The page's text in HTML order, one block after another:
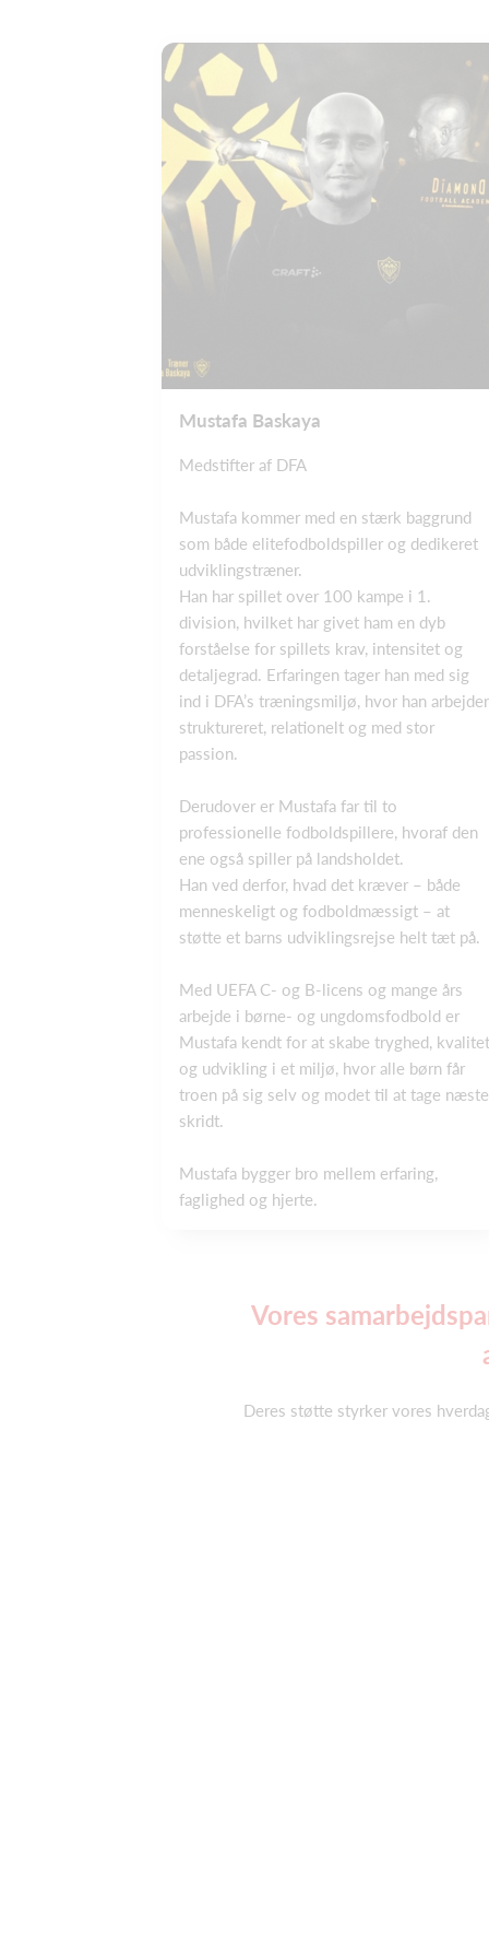
Mustafa Baskaya
Medstifter af DFA
Mustafa kommer med en stærk baggrund
som både elitefodboldspiller og dedikeret
udviklingstræner.
Han har spillet over 100 kampe i 1.
division, hvilket har givet ham en dyb
forståelse for spillets krav, intensitet og
detaljegrad. Erfaringen tager han med sig
ind i DFA’s træningsmiljø, hvor han arbejder
struktureret, relationelt og med stor
passion.
Derudover er Mustafa far til to
professionelle fodboldspillere, hvoraf den
ene også spiller på landsholdet.
Han ved derfor, hvad det kræver – både
menneskeligt og fodboldmæssigt – at
støtte et barns udviklingsrejse helt tæt på.
Med UEFA C- og B‑licens og mange års
arbejde i børne- og ungdomsfodbold er
Mustafa kendt for at skabe tryghed, kvalitet
og udvikling i et miljø, hvor alle børn får
troen på sig selv og modet til at tage næste
skridt.
Mustafa bygger bro mellem erfaring,
faglighed og hjerte.
Vores
Deres støtte styrker vores